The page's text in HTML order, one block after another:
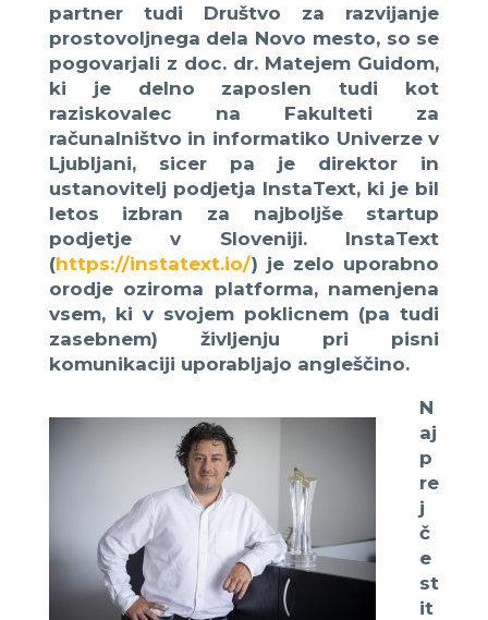
partner tudi Društvo za razvijanje
prostovoljnega dela Novo mesto, so se
pogovarjali z doc. dr. Matejem Guidom,
ki je delno zaposlen tudi kot
raziskovalec na Fakulteti za
računalništvo in informatiko Univerze v
Ljubljani, sicer pa je direktor in
ustanovitelj podjetja InstaText, ki je bil
letos izbran za najboljše startup
podjetje v Sloveniji. InstaText
(https://instatext.io/) je zelo uporabno
orodje oziroma platforma, namenjena
vsem, ki v svojem poklicnem (pa tudi
zasebnem) življenju pri pisni
komunikaciji uporabljajo angleščino.
N
aj
p
re
j
č
e
st
it